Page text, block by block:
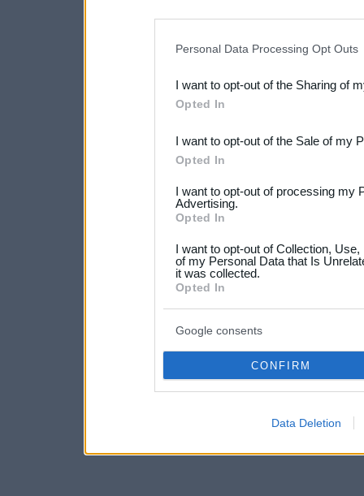
Downstream Participants
third parties.
Please note that this
not limited to your visit or
your data for below
consent section.
Personal Data Processing Opt Outs
I want to opt-out of the Sharing of
Opted In
I want to opt-out of the Sale of my
Opted In
I want to opt-out of processing my
Advertising.
Opted In
I want to opt-out of Collection,
of my Personal Data that Is
it was collected.
Opted In
Google consents
CONFIRM
Data Deletion